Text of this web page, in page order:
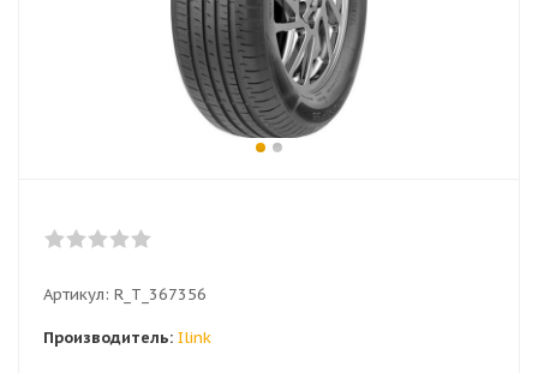
Артикул: R_T_367356
Производитель: Ilink